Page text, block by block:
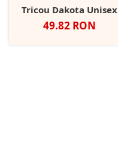
Tricou Dakota Unisex
Pret
49.82 RON